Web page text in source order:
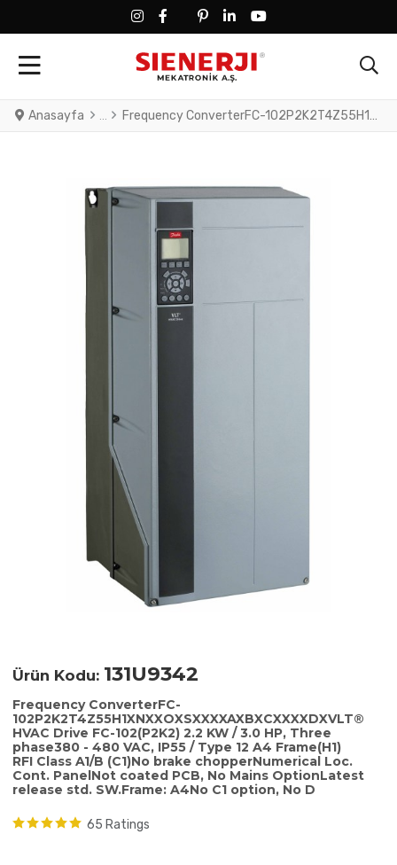
FACEBOOK SOCIAL LINK
FACEBOOK SOCIAL LINK
TWITTER SOCIAL LINK
PINTEREST SOCIAL LINK
LINKEDIN SOCIAL LINK
YOUTUBE SOCIAL LINK
Anasayfa Frequency ConverterFC-102P2K2T4Z55H1XNXXOXSXXXXAXBXCXXXXDXVLT® HVAC Drive FC-102(P2K2) 2.2 KW / 3.0 HP, Three phase380 - 480 VAC, IP55 / Type 12 A4 Frame(H1) RFI Class A1/B (C1)No brake chopperNumerical Loc. Cont. PanelNot coated PCB, No Mains OptionLatest release std. SW.Frame: A4No C1 option, No D
Ürün Kodu: 131U9342
Frequency ConverterFC-
102P2K2T4Z55H1XNXXOXSXXXXAXBXCXXXXDXVLT®
HVAC Drive FC-102(P2K2) 2.2 KW / 3.0 HP, Three
phase380 - 480 VAC, IP55 / Type 12 A4 Frame(H1)
RFI Class A1/B (C1)No brake chopperNumerical Loc.
Cont. PanelNot coated PCB, No Mains OptionLatest
release std. SW.Frame: A4No C1 option, No D
65 Ratings